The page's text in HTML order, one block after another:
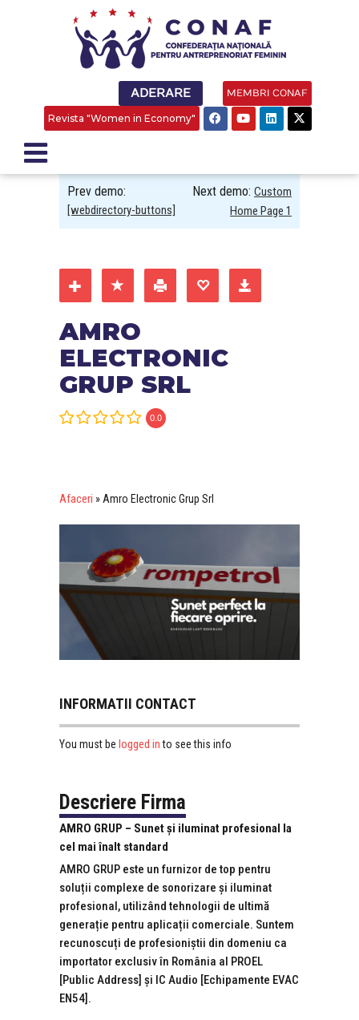
ADERARE MEMBRI CONAF
Revista "Women in Economy"
Prev demo:
[webdirectory-buttons]
Next demo: Custom
Home Page 1
AMRO
ELECTRONIC
GRUP SRL
0.0
Afaceri » Amro Electronic Grup Srl
INFORMATII CONTACT
You must be logged into see this info
Descriere Firma
AMRO GRUP – Sunet și iluminat profesional la
cel mai înalt standard
AMRO GRUP este un furnizor de top pentru
soluții complexe de sonorizare și iluminat
profesional, utilizând tehnologii de ultimă
generație pentru aplicații comerciale. Suntem
recunoscuți de profesioniștii din domeniu ca
importator exclusiv în România al PROEL
[Public Address] și IC Audio [Echipamente EVAC
EN54].